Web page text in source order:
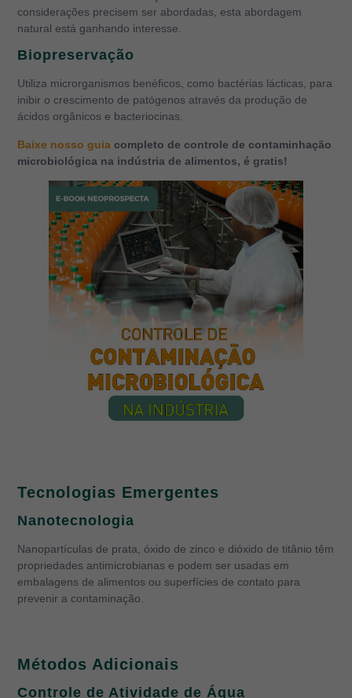
considerações precisem ser abordadas, esta abordagem
natural está ganhando interesse.
Biopreservação
Utiliza microrganismos benéficos, como bactérias lácticas, para
inibir o crescimento de patógenos através da produção de
ácidos orgânicos e bacteriocinas.
Baixe nosso guia completo de controle de contaminhação
microbiológica na indústria de alimentos, é gratis!
Tecnologias Emergentes
Nanotecnologia
Nanopartículas de prata, óxido de zinco e dióxido de titânio têm
propriedades antimicrobianas e podem ser usadas em
embalagens de alimentos ou superfícies de contato para
prevenir a contaminação.
Métodos Adicionais
Controle de Atividade de Água